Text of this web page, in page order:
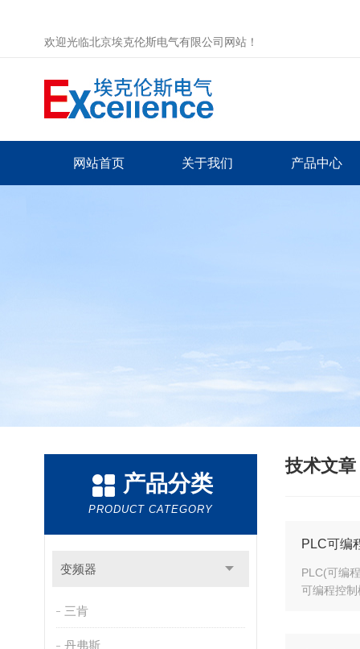
欢迎光临北京埃克伦斯电气有限公司网站！
网站首页 关于我们 产品中心
产品分类
PRODUCT CATEGORY
变频器
三肯
丹弗斯
技术文章
PLC可编
PLC(可编
可编程控